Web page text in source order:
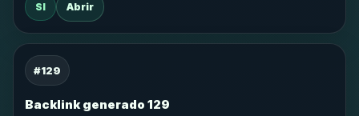
SI Abrir
#129
Backlink generado 129